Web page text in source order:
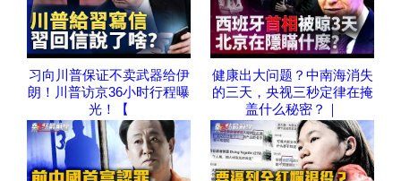
习向川普保证不卖武器给伊
朗！川普访京36小时行程曝
光！【
健康出大问题？中南海消失
的三天，央视三秒定律在掩
盖什么秘密？｜